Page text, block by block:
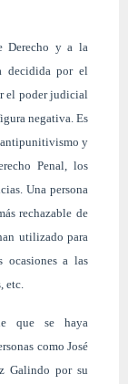
Derecho y a la
decidida por el
el poder judicial
negativa. Es
antipunitivismo y
Penal, los
Una persona
rechazable de
utilizado para
ocasiones a las
etc.
que se haya
como José
Galindo por su